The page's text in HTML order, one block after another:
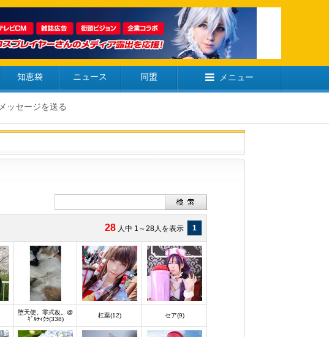
知恵袋 ニュース 同盟 メニュー
メッセージを送る
28 人中 1～28人を表示 1
堕天使。零式改。@
ｷﾞﾙﾃｨｸﾗ(338)
杠葉(12) セア(9)